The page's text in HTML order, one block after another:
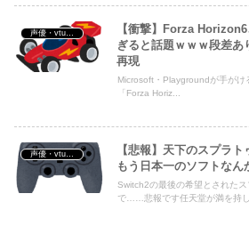
声優・vtuber・アニメ漫画ゲーム
【衝撃】Forza
ぎると話題ｗｗｗ段差
再現
Microsoft・Playgroundが手がけ
「Forza Horiz...
声優・vtuber・アニメ漫画ゲーム
【悲報】天下のスプラ
もう日本一のソフトなん
Switch2の最後の希望とされた
で……悲報です任天堂が満を持し